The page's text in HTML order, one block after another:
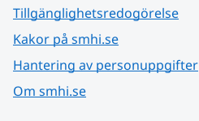
Tillgänglighetsredogörelse
Kakor på smhi.se
Hantering av personuppgifter
Om smhi.se